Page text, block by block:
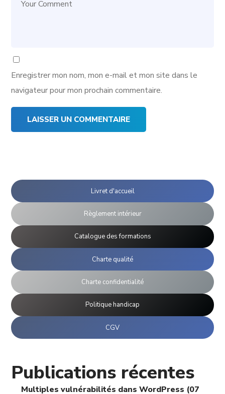
Enregistrer mon nom, mon e-mail et mon site dans le
navigateur pour mon prochain commentaire.
Livret d'accueil
Règlement intérieur
Catalogue des formations
Charte qualité
Charte confidentialité
Politique handicap
CGV
Publications récentes
Multiples vulnérabilités dans WordPress (07